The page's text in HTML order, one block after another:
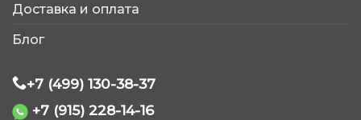
Доставка и оплата
Блог
+7 (499) 130-38-37
+7 (915) 228-14-16